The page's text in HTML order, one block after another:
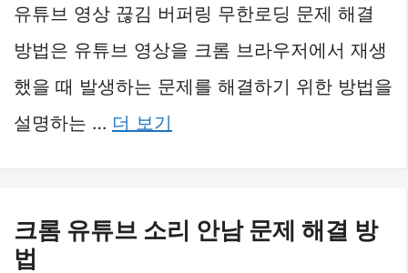
유튜브 영상 끊김 버퍼링 무한로딩 문제 해결
방법은 유튜브 영상을 크롬 브라우저에서 재생
했을 때 발생하는 문제를 해결하기 위한 방법을
설명하는 … 더 보기
크롬 유튜브 소리 안남 문제 해결 방
법